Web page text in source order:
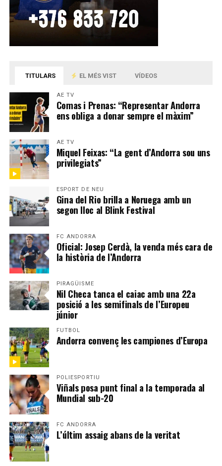
TITULARS EL MÉS VIST VÍDEOS
AE TV
Comas i Prenas: “Representar Andorra
ens obliga a donar sempre el màxim”
AE TV
Miquel Feixas: “La gent d’Andorra sou uns
privilegiats”
ESPORT DE NEU
Gina del Rio brilla a Noruega amb un
segon lloc al Blink Festival
FC ANDORRA
Oficial: Josep Cerdà, la venda més cara de
la història de l’Andorra
PIRAGÜISME
Nil Checa tanca el caiac amb una 22a
posició a les semifinals de l’Europeu
júnior
FUTBOL
Andorra convenç les campiones d’Europa
POLIESPORTIU
Viñals posa punt final a la temporada al
Mundial sub-20
FC ANDORRA
L’últim assaig abans de la veritat